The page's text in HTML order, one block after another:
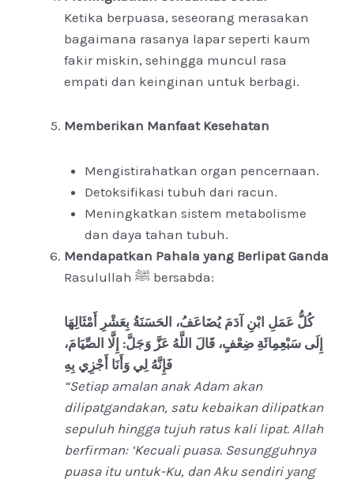
Ketika berpuasa, seseorang merasakan
bagaimana rasanya lapar seperti kaum
fakir miskin, sehingga muncul rasa
empati dan keinginan untuk berbagi.
Memberikan Manfaat Kesehatan
Mengistirahatkan organ pencernaan.
Detoksifikasi tubuh dari racun.
Meningkatkan sistem metabolisme
dan daya tahan tubuh.
Mendapatkan Pahala yang Berlipat Ganda
Rasulullah ﷺ bersabda:
كُلُّ عَمَلِ ابْنِ آدَمَ يُضَاعَفُ، الحَسَنَةُ بِعَشْرِ أَمْثَالِهَا
إِلَى سَبْعِمِائَةِ ضِعْفٍ، قَالَ اللَّهُ عَزَّ وَجَلَّ: إِلَّا الصِّيَامَ،
فَإِنَّهُ لِي وَأَنَا أَجْزِي بِهِ
“Setiap amalan anak Adam akan
dilipatgandakan, satu kebaikan dilipatkan
sepuluh hingga tujuh ratus kali lipat. Allah
berfirman: ‘Kecuali puasa. Sesungguhnya
puasa itu untuk-Ku, dan Aku sendiri yang